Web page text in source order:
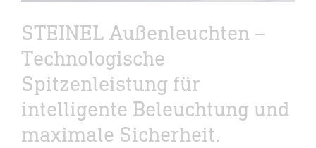
STEINEL Außenleuchten –
Technologische
Spitzenleistung für
intelligente Beleuchtung und
maximale Sicherheit.